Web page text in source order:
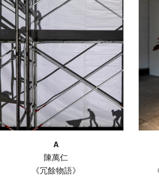
A
陳萬仁
《冗餘物語》